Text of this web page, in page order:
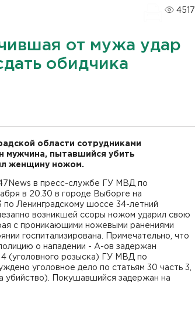
4517
от мужа удар
обидчика
области сотрудниками
мужчина, пытавшийся убить
женщину ножом.
в пресс-службе ГУ МВД по
в 20.30 в городе Выборге на
по Ленинградскому шоссе 34-летний
возникшей ссоры ножом ударил свою
с проникающими ножевыми ранениями
госпитализирована. Примечательно, что
о нападении - А-ов задержан
(уголовного розыска) ГУ МВД по
уголовное дело по статьям 30 часть 3,
убийство). Покушавшийся задержан на